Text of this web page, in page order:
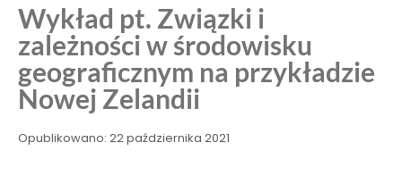
Wykład pt. Związki i
zależności w środowisku
geograficznym na przykładzie
Nowej Zelandii
Opublikowano: 22 października 2021